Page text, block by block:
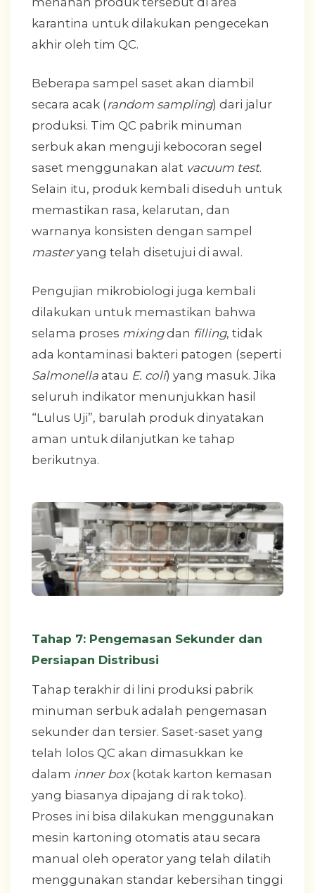
karantina untuk dilakukan pengecekan
akhir oleh tim QC.
Beberapa sampel saset akan diambil
secara acak (random sampling) dari jalur
produksi. Tim QC pabrik minuman
serbuk akan menguji kebocoran segel
saset menggunakan alat vacuum test.
Selain itu, produk kembali diseduh untuk
memastikan rasa, kelarutan, dan
warnanya konsisten dengan sampel
masteryang telah disetujui di awal.
Pengujian mikrobiologi juga kembali
dilakukan untuk memastikan bahwa
selama proses mixingdan filling, tidak
ada kontaminasi bakteri patogen (seperti
Salmonella atau E. coli) yang masuk. Jika
seluruh indikator menunjukkan hasil
“Lulus Uji”, barulah produk dinyatakan
aman untuk dilanjutkan ke tahap
berikutnya.
Tahap 7: Pengemasan Sekunder dan
Persiapan Distribusi
Tahap terakhir di lini produksi pabrik
minuman serbuk adalah pengemasan
sekunder dan tersier. Saset-saset yang
telah lolos QC akan dimasukkan ke
dalam inner box(kotak karton kemasan
yang biasanya dipajang di rak toko).
Proses ini bisa dilakukan menggunakan
mesin kartoning otomatis atau secara
manual oleh operator yang telah dilatih
menggunakan standar kebersihan tinggi